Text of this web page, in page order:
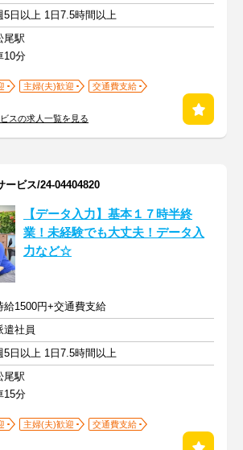
5日以上 1日7.5時間以上
尾駅
10分
主婦(夫)歓迎
交通費支給
スの求人一覧を見る
ービス/24-04404820
【データ入力】基本１７時半終
業！未経験でも大丈夫！データ入
力など☆
給1500円+交通費支給
遣社員
5日以上 1日7.5時間以上
尾駅
15分
主婦(夫)歓迎
交通費支給